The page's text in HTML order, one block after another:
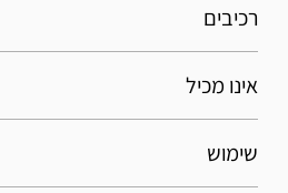
רכיבים
אינו מכיל
שימוש